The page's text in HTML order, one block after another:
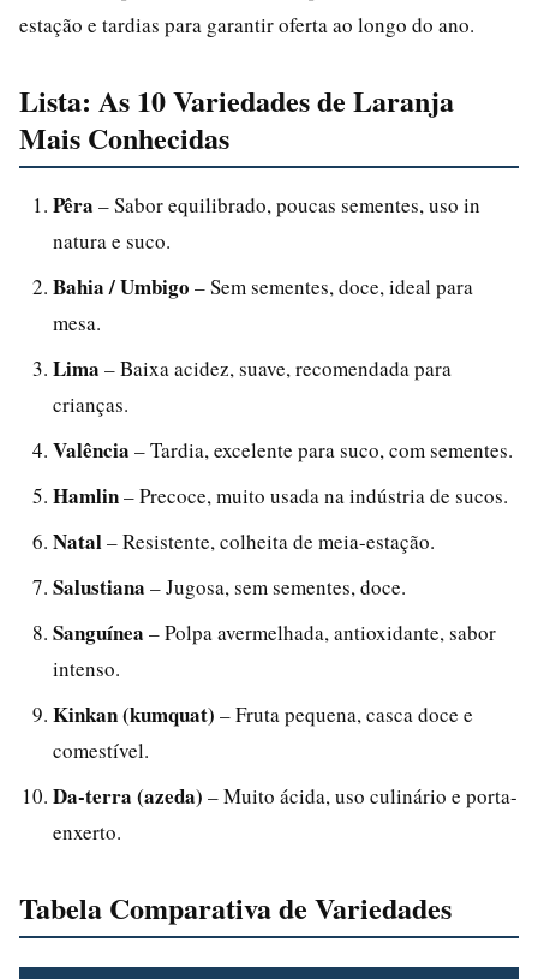
estação e tardias para garantir oferta ao longo do ano.
Lista: As 10 Variedades de Laranja
Mais Conhecidas
Pêra – Sabor equilibrado, poucas sementes, uso in
natura e suco.
Bahia / Umbigo – Sem sementes, doce, ideal para
mesa.
Lima – Baixa acidez, suave, recomendada para
crianças.
Valência – Tardia, excelente para suco, com sementes.
Hamlin– Precoce, muito usada na indústria de sucos.
Natal– Resistente, colheita de meia-estação.
Salustiana – Jugosa, sem sementes, doce.
Sanguínea – Polpa avermelhada, antioxidante, sabor
intenso.
Kinkan (kumquat) – Fruta pequena, casca doce e
comestível.
Da-terra (azeda) – Muito ácida, uso culinário e porta-
enxerto.
Tabela Comparativa de Variedades